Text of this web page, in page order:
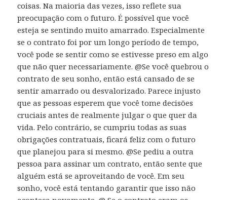
coisas. Na maioria das vezes, isso reflete sua
preocupação com o futuro. É possível que você
esteja se sentindo muito amarrado. Especialmente
se o contrato foi por um longo período de tempo,
você pode se sentir como se estivesse preso em algo
que não quer necessariamente. @Se você quebrou o
contrato de seu sonho, então está cansado de se
sentir amarrado ou desvalorizado. Parece injusto
que as pessoas esperem que você tome decisões
cruciais antes de realmente julgar o que quer da
vida. Pelo contrário, se cumpriu todas as suas
obrigações contratuais, ficará feliz com o futuro
que planejou para si mesmo. @Se pediu a outra
pessoa para assinar um contrato, então sente que
alguém está se aproveitando de você. Em seu
sonho, você está tentando garantir que isso não